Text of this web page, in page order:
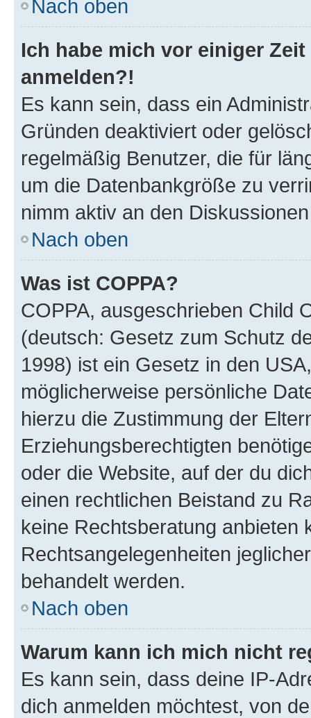
Nach oben
Ich habe mich vor einiger
anmelden?!
Es kann sein, dass ein
Gründen deaktiviert oder
regelmäßig Benutzer, die für
um die Datenbankgröße zu
nimm aktiv an den
Nach oben
Was ist COPPA?
COPPA, ausgeschrieben Child
(deutsch: Gesetz zum Schutz
1998) ist ein Gesetz in den
möglicherweise persönliche
hierzu die Zustimmung der
Erziehungsberechtigten
oder die Website, auf der du
einen rechtlichen Beistand zu
keine Rechtsberatung anbieten
Rechtsangelegenheiten
behandelt werden.
Nach oben
Warum kann ich mich nicht
Es kann sein, dass deine IP-
dich anmelden möchtest, von